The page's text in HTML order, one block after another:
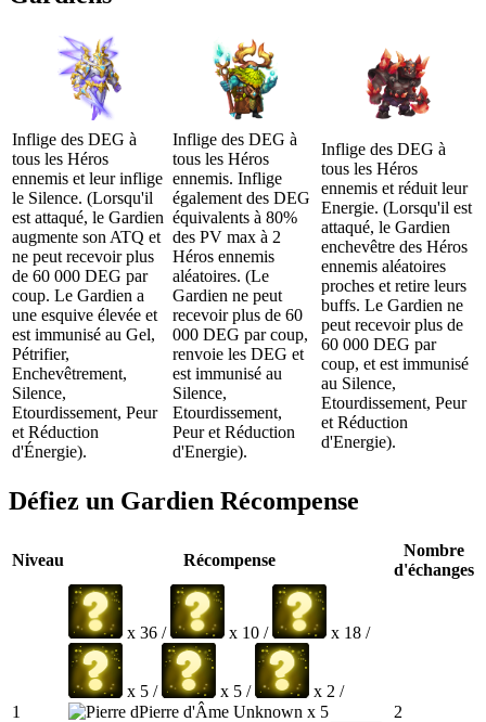
Inflige des DEG à
tous les Héros
ennemis et leur inflige
le Silence. (Lorsqu'il
est attaqué, le Gardien
augmente son ATQ et
ne peut recevoir plus
de 60 000 DEG par
coup. Le Gardien a
une esquive élevée et
est immunisé au Gel,
Pétrifier,
Enchevêtrement,
Silence,
Etourdissement, Peur
et Réduction
d'Énergie).
Inflige des DEG à
tous les Héros
ennemis. Inflige
également des DEG
équivalents à 80%
des PV max à 2
Héros ennemis
aléatoires. (Le
Gardien ne peut
recevoir plus de 60
000 DEG par coup,
renvoie les DEG et
est immunisé au
Silence,
Etourdissement,
Peur et Réduction
d'Energie).
Inflige des DEG à
tous les Héros
ennemis et réduit leur
Energie. (Lorsqu'il est
attaqué, le Gardien
enchevêtre des Héros
ennemis aléatoires
proches et retire leurs
buffs. Le Gardien ne
peut recevoir plus de
60 000 DEG par
coup, et est immunisé
au Silence,
Etourdissement, Peur
et Réduction
d'Energie).
Défiez un Gardien Récompense
Niveau Récompense
Nombre
d'échanges
1
x 36 / x 10 / x 18 /
x 5 / x 5 /
x 2 /
Pierre d'Âme Unknown x 5
2